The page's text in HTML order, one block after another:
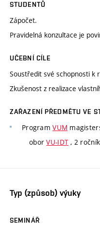
STUDENTŮ
Zápočet.
Pravidelná konzultace je
UČEBNÍ CÍLE
Soustředit své schopnosti k
Zkušenost z realizace
ZAŘAZENÍ PŘEDMĚTU VE
ProgramVUM
oborVU-IDT , 2
Typ (způsob) výuky
SEMINÁŘ